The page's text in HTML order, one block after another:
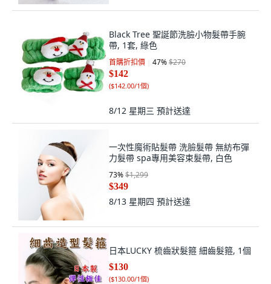
Black Tree 聖誕節洗臉小物髮帶手腕
帶, 1套, 綠色
首購折扣價 47%$270
$142
($142.00/1個)
8/12 星期三 預計送達
一次性魔術貼髮帶 洗臉髮帶 無紡布彈
力髮帶 spa專用美容束髮帶, 白色
73%$1,299
$349
8/13 星期四 預計送達
日本LUCKY 梳齒狀髮箍 細齒髮箍, 1個
$130
($130.00/1個)